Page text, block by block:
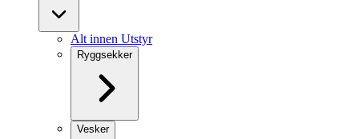
Alt innen Utstyr
Ryggsekker
Vesker